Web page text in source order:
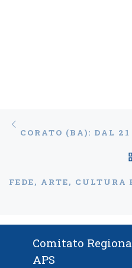
Navigazione
Articolo precedente
Comitato
APS